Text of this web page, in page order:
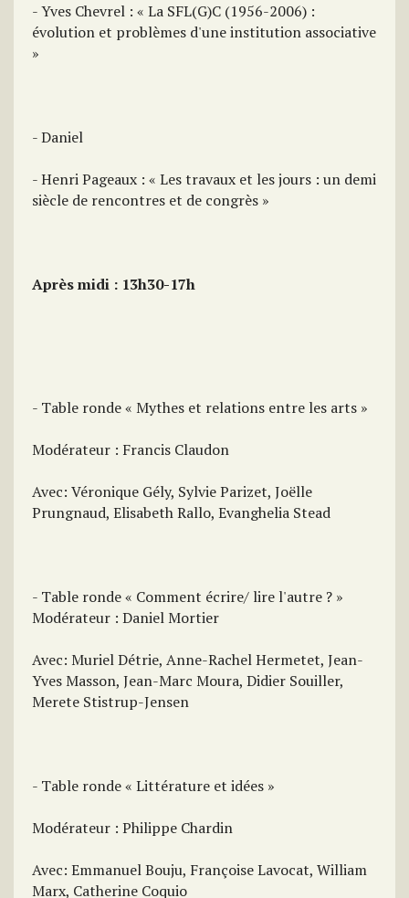
- Yves Chevrel : « La SFL(G)C (1956-2006) :
évolution et problèmes d'une institution associative
»
- Daniel
- Henri Pageaux : « Les travaux et les jours : un demi
siècle de rencontres et de congrès »
Après midi : 13h30-17h
- Table ronde « Mythes et relations entre les arts »
Modérateur : Francis Claudon
Avec: Véronique Gély, Sylvie Parizet, Joëlle
Prungnaud, Elisabeth Rallo, Evanghelia Stead
- Table ronde « Comment écrire/ lire l'autre ? »
Modérateur : Daniel Mortier
Avec: Muriel Détrie, Anne-Rachel Hermetet, Jean-
Yves Masson, Jean-Marc Moura, Didier Souiller,
Merete Stistrup-Jensen
- Table ronde « Littérature et idées »
Modérateur : Philippe Chardin
Avec: Emmanuel Bouju, Françoise Lavocat, William
Marx, Catherine Coquio